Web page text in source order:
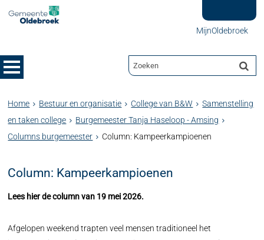
MijnOldebroek
Home Bestuur en organisatie College van B&W
Samenstelling
en taken college
Burgemeester Tanja Haseloop - Amsing
Columns burgemeester
Column: Kampeerkampioenen
Column: Kampeerkampioenen
Lees hier de column van 19 mei 2026.
Afgelopen weekend trapten veel mensen traditioneel het